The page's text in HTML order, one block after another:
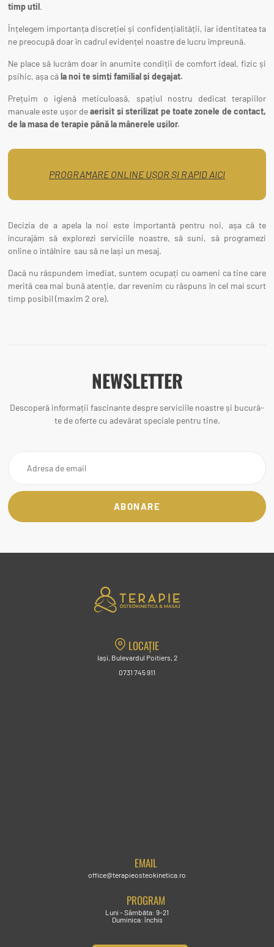
timp util.
Înțelegem importanța discreției și confidențialității, iar identitatea ta
ne preocupă doar în cadrul evidenței noastre de lucru împreună.
Ne place să lucrăm doar în anumite condiții de comfort ideal, fizic și
psihic, așa căla noi te simți familial și degajat.
Prețuim o igienă meticuloasă, spațiul nostru dedicat terapiilor
manuale este ușor deaerisit și sterilizat pe toate zonele de contact,
de la masa de terapie până la mânerele ușilor.
PROGRAMARE ONLINE UȘOR ȘI RAPID AICI
Decizia de a apela la noi este importantă pentru noi, așa că te
încurajăm să explorezi serviciile noastre, să suni, să programezi
online o întâlnire sau să ne lași un mesaj.
Dacă nu răspundem imediat, suntem ocupați cu oameni ca tine care
merită cea mai bună atenție, dar revenim cu răspuns în cel mai scurt
timp posibil (maxim 2 ore).
NEWSLETTER
Descoperă informații fascinante despre serviciile noastre și bucură-
te de oferte cu adevărat speciale pentru tine.
LOCAȚIE
Iași, Bulevardul Poitiers, 2
0731 745 911
EMAIL
office@terapieosteokinetica.ro
PROGRAM
Luni - Sâmbăta: 9-21
Duminica: închis